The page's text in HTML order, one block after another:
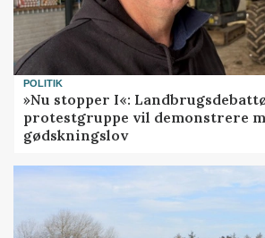
POLITIK
»Nu stopper I«:
protestgruppe vil demonstrere
gødskningslov